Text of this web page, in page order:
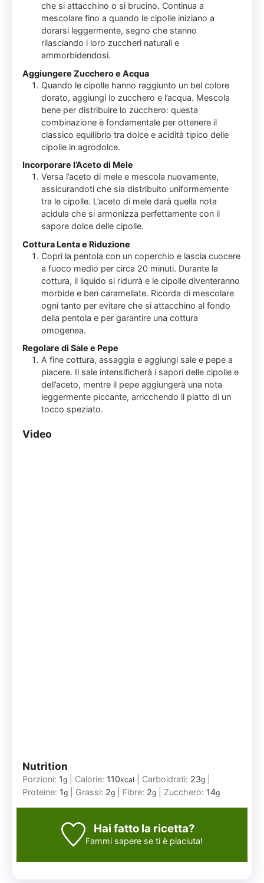
che si attacchino o si brucino. Continua a
mescolare fino a quando le cipolle iniziano a
dorarsi leggermente, segno che stanno
rilasciando i loro zuccheri naturali e
ammorbidendosi.
Aggiungere Zucchero e Acqua
Quando le cipolle hanno raggiunto un bel colore
dorato, aggiungi lo zucchero e l’acqua. Mescola
bene per distribuire lo zucchero: questa
combinazione è fondamentale per ottenere il
classico equilibrio tra dolce e acidità tipico delle
cipolle in agrodolce.
Incorporare l’Aceto di Mele
Versa l’aceto di mele e mescola nuovamente,
assicurandoti che sia distribuito uniformemente
tra le cipolle. L’aceto di mele darà quella nota
acidula che si armonizza perfettamente con il
sapore dolce delle cipolle.
Cottura Lenta e Riduzione
Copri la pentola con un coperchio e lascia cuocere
a fuoco medio per circa 20 minuti. Durante la
cottura, il liquido si ridurrà e le cipolle diventeranno
morbide e ben caramellate. Ricorda di mescolare
ogni tanto per evitare che si attacchino al fondo
della pentola e per garantire una cottura
omogenea.
Regolare di Sale e Pepe
A fine cottura, assaggia e aggiungi sale e pepe a
piacere. Il sale intensificherà i sapori delle cipolle e
dell’aceto, mentre il pepe aggiungerà una nota
leggermente piccante, arricchendo il piatto di un
tocco speziato.
Video
Nutrition
Porzioni: 1g Calorie: 110kcal Carboidrati: 23g
Proteine: 1g Grassi: 2g Fibre: 2g Zucchero: 14g
Hai fatto la ricetta?
Fammi sapere se ti è piaciuta!